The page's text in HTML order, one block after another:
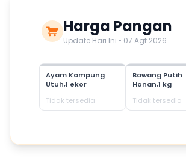
Harga Pangan
Update Hari Ini • 07 Agt 2026
Ayam Kampung
Utuh,1 ekor
Tidak tersedia
Bawang Putih
Honan,1 kg
Tidak tersedia